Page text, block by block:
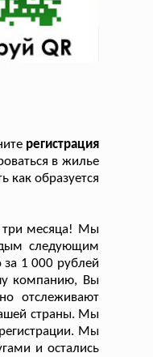
регистрация
в жилье
как образуется
три месяца! Мы
следующим
1 000 рублей
компанию, Вы
отслеживают
страны. Мы
Мы
и остались